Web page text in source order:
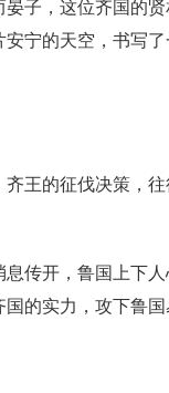
子，这位齐国的
宁的天空，书写
王的征伐决策，
传开，鲁国上下
的实力，攻下鲁